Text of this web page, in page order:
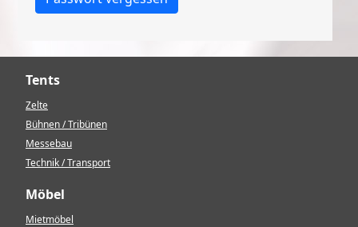
Tents
Zelte
Bühnen / Tribünen
Messebau
Technik / Transport
Möbel
Mietmöbel